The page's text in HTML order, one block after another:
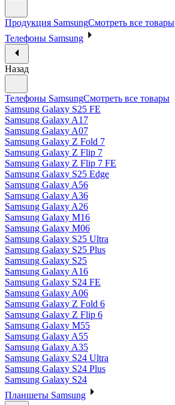
Продукция SamsungСмотреть все товары
Телефоны Samsung
Назад
Телефоны SamsungСмотреть все товары
Samsung Galaxy S25 FE
Samsung Galaxy A17
Samsung Galaxy A07
Samsung Galaxy Z Fold 7
Samsung Galaxy Z Flip 7
Samsung Galaxy Z Flip 7 FE
Samsung Galaxy S25 Edge
Samsung Galaxy A56
Samsung Galaxy A36
Samsung Galaxy A26
Samsung Galaxy M16
Samsung Galaxy M06
Samsung Galaxy S25 Ultra
Samsung Galaxy S25 Plus
Samsung Galaxy S25
Samsung Galaxy A16
Samsung Galaxy S24 FE
Samsung Galaxy A06
Samsung Galaxy Z Fold 6
Samsung Galaxy Z Flip 6
Samsung Galaxy M55
Samsung Galaxy A55
Samsung Galaxy A35
Samsung Galaxy S24 Ultra
Samsung Galaxy S24 Plus
Samsung Galaxy S24
Планшеты Samsung